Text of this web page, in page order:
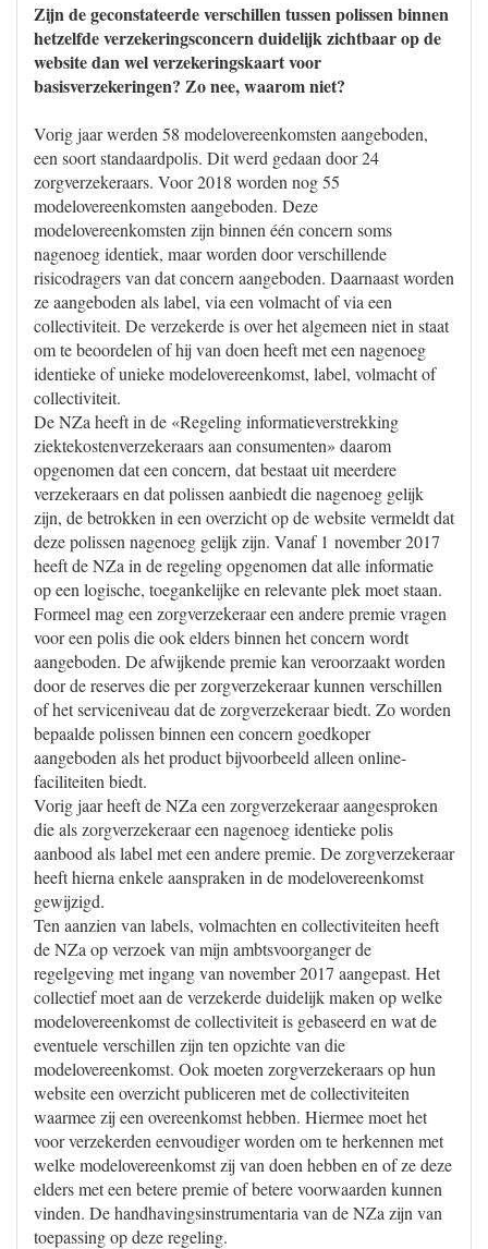
Zijn de geconstateerde verschillen tussen polissen binnen
hetzelfde verzekeringsconcern duidelijk zichtbaar op de
website dan wel verzekeringskaart voor
basisverzekeringen? Zo nee, waarom niet?
Vorig jaar werden 58 modelovereenkomsten aangeboden,
een soort standaardpolis. Dit werd gedaan door 24
zorgverzekeraars. Voor 2018 worden nog 55
modelovereenkomsten aangeboden. Deze
modelovereenkomsten zijn binnen één concern soms
nagenoeg identiek, maar worden door verschillende
risicodragers van dat concern aangeboden. Daarnaast worden
ze aangeboden als label, via een volmacht of via een
collectiviteit. De verzekerde is over het algemeen niet in staat
om te beoordelen of hij van doen heeft met een nagenoeg
identieke of unieke modelovereenkomst, label, volmacht of
collectiviteit.
De NZa heeft in de «Regeling informatieverstrekking
ziektekostenverzekeraars aan consumenten» daarom
opgenomen dat een concern, dat bestaat uit meerdere
verzekeraars en dat polissen aanbiedt die nagenoeg gelijk
zijn, de betrokken in een overzicht op de website vermeldt dat
deze polissen nagenoeg gelijk zijn. Vanaf 1 november 2017
heeft de NZa in de regeling opgenomen dat alle informatie
op een logische, toegankelijke en relevante plek moet staan.
Formeel mag een zorgverzekeraar een andere premie vragen
voor een polis die ook elders binnen het concern wordt
aangeboden. De afwijkende premie kan veroorzaakt worden
door de reserves die per zorgverzekeraar kunnen verschillen
of het serviceniveau dat de zorgverzekeraar biedt. Zo worden
bepaalde polissen binnen een concern goedkoper
aangeboden als het product bijvoorbeeld alleen online-
faciliteiten biedt.
Vorig jaar heeft de NZa een zorgverzekeraar aangesproken
die als zorgverzekeraar een nagenoeg identieke polis
aanbood als label met een andere premie. De zorgverzekeraar
heeft hierna enkele aanspraken in de modelovereenkomst
gewijzigd.
Ten aanzien van labels, volmachten en collectiviteiten heeft
de NZa op verzoek van mijn ambtsvoorganger de
regelgeving met ingang van november 2017 aangepast. Het
collectief moet aan de verzekerde duidelijk maken op welke
modelovereenkomst de collectiviteit is gebaseerd en wat de
eventuele verschillen zijn ten opzichte van die
modelovereenkomst. Ook moeten zorgverzekeraars op hun
website een overzicht publiceren met de collectiviteiten
waarmee zij een overeenkomst hebben. Hiermee moet het
voor verzekerden eenvoudiger worden om te herkennen met
welke modelovereenkomst zij van doen hebben en of ze deze
elders met een betere premie of betere voorwaarden kunnen
vinden. De handhavingsinstrumentaria van de NZa zijn van
toepassing op deze regeling.